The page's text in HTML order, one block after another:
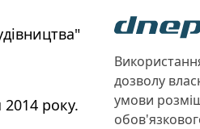
2014 року.
дозволу
умови